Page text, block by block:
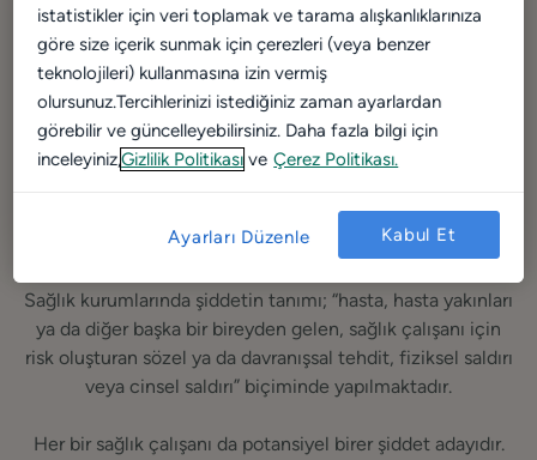
Sağlık kurumlarında şiddetin tanımı; “hasta, hasta yakınları
ya da diğer başka bir bireyden gelen, sağlık çalışanı için
risk oluşturan sözel ya da davranışsal tehdit, fiziksel saldırı
veya cinsel saldırı” biçiminde yapılmaktadır.
Her bir sağlık çalışanı da potansiyel birer şiddet adayıdır.
istatistikler için veri toplamak ve tarama alışkanlıklarınıza
göre size içerik sunmak için çerezleri (veya benzer
teknolojileri) kullanmasına izin vermiş
olursunuz.Tercihlerinizi istediğiniz zaman ayarlardan
görebilir ve güncelleyebilirsiniz. Daha fazla bilgi için
inceleyiniz,Gizlilik Politikası ve Çerez Politikası.
Ayarları Düzenle Kabul Et